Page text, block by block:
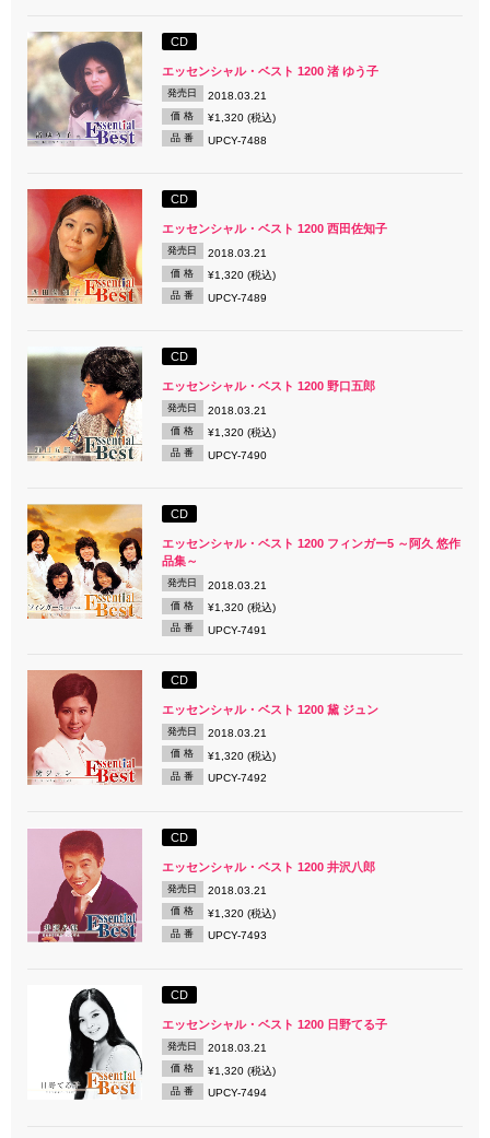
CD
エッセンシャル・ベスト 1200 渚 ゆう子
発売日 2018.03.21
価 格 ¥1,320 (税込)
品 番 UPCY-7488
CD
エッセンシャル・ベスト 1200 西田佐知子
発売日 2018.03.21
価 格 ¥1,320 (税込)
品 番 UPCY-7489
CD
エッセンシャル・ベスト 1200 野口五郎
発売日 2018.03.21
価 格 ¥1,320 (税込)
品 番 UPCY-7490
CD
エッセンシャル・ベスト 1200 フィンガー5 ～阿久 悠作
品集～
発売日 2018.03.21
価 格 ¥1,320 (税込)
品 番 UPCY-7491
CD
エッセンシャル・ベスト 1200 黛 ジュン
発売日 2018.03.21
価 格 ¥1,320 (税込)
品 番 UPCY-7492
CD
エッセンシャル・ベスト 1200 井沢八郎
発売日 2018.03.21
価 格 ¥1,320 (税込)
品 番 UPCY-7493
CD
エッセンシャル・ベスト 1200 日野てる子
発売日 2018.03.21
価 格 ¥1,320 (税込)
品 番 UPCY-7494